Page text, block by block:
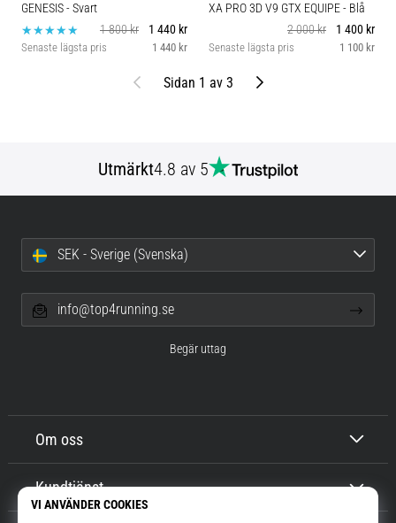
GENESIS- Svart
1 800 kr
1 440 kr
Senaste lägsta pris 1 440 kr
XA PRO 3D V9 GTX EQUIPE- Blå
2 000 kr
1 400 kr
Senaste lägsta pris 1 100 kr
Föregående
Sidan 1 av 3 Nästa
Utmärkt4.8 av 5
Om oss
Kundtjänst
SEK - Sverige (Svenska)
info@top4running.se
Begär uttag